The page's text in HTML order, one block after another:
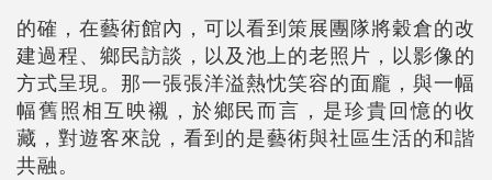
的確，在藝術館內，可以看到策展團隊將穀倉的改
建過程、鄉民訪談，以及池上的老照片，以影像的
方式呈現。那一張張洋溢熱忱笑容的面龐，與一幅
幅舊照相互映襯，於鄉民而言，是珍貴回憶的收
藏，對遊客來說，看到的是藝術與社區生活的和諧
共融。